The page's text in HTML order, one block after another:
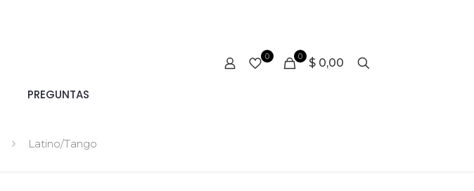
PREGUNTAS
0 0 $ 0,00
Latino/Tango